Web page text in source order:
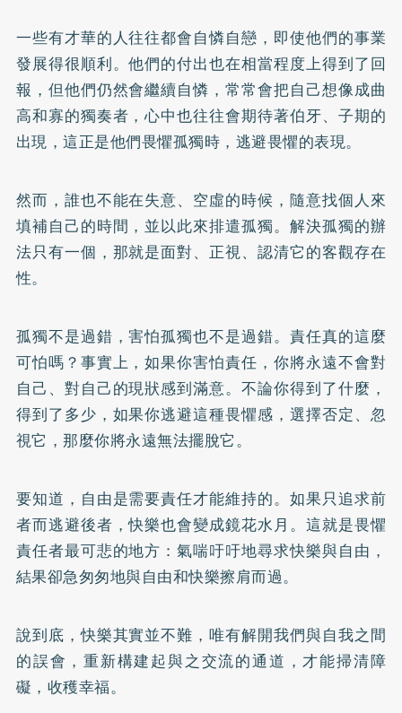
一些有才華的人往往都會自憐自戀，即使他們的事業
發展得很順利。他們的付出也在相當程度上得到了回
報，但他們仍然會繼續自憐，常常會把自己想像成曲
高和寡的獨奏者，心中也往往會期待著伯牙、子期的
出現，這正是他們畏懼孤獨時，逃避畏懼的表現。
然而，誰也不能在失意、空虛的時候，隨意找個人來
填補自己的時間，並以此來排遣孤獨。解決孤獨的辦
法只有一個，那就是面對、正視、認清它的客觀存在
性。
孤獨不是過錯，害怕孤獨也不是過錯。責任真的這麼
可怕嗎？事實上，如果你害怕責任，你將永遠不會對
自己、對自己的現狀感到滿意。不論你得到了什麼，
得到了多少，如果你逃避這種畏懼感，選擇否定、忽
視它，那麼你將永遠無法擺脫它。
要知道，自由是需要責任才能維持的。如果只追求前
者而逃避後者，快樂也會變成鏡花水月。這就是畏懼
責任者最可悲的地方：氣喘吁吁地尋求快樂與自由，
結果卻急匆匆地與自由和快樂擦肩而過。
說到底，快樂其實並不難，唯有解開我們與自我之間
的誤會，重新構建起與之交流的通道，才能掃清障
礙，收穫幸福。